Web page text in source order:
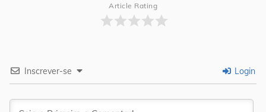
Article Rating
Inscrever-se Login